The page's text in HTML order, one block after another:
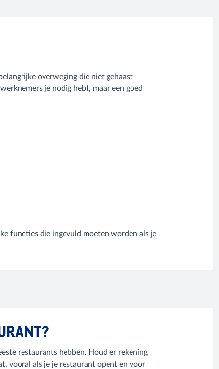
overweging die niet gehaast
je nodig hebt, maar een goed
functies die ingevuld moeten worden als je
restaurants hebben. Houd er rekening
vooral als je je restaurant opent en voor